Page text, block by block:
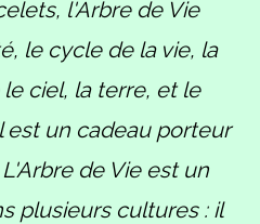
l'Arbre de Vie
le cycle de la vie, la
ciel, la terre, et le
est un cadeau porteur
de Vie est un
plusieurs cultures : il